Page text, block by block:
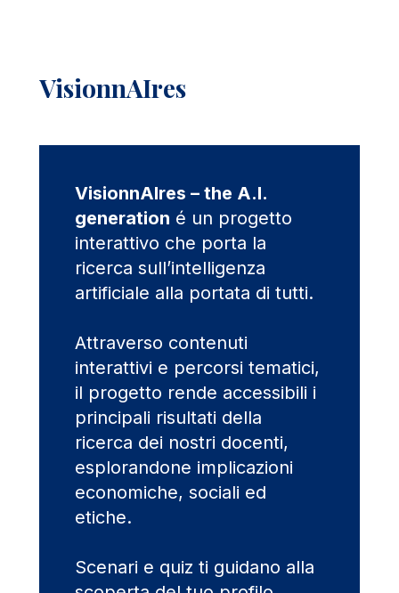
VisionnAIres
VisionnAIres – the A.I.
generation é un progetto
interattivo che porta la
ricerca sull’intelligenza
artificiale alla portata di tutti.
Attraverso contenuti
interattivi e percorsi tematici,
il progetto rende accessibili i
principali risultati della
ricerca dei nostri docenti,
esplorandone implicazioni
economiche, sociali ed
etiche.
Scenari e quiz ti guidano alla